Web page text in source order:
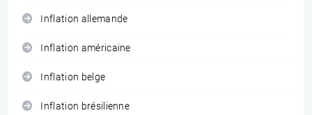
Inflation allemande
Inflation américaine
Inflation belge
Inflation brésilienne